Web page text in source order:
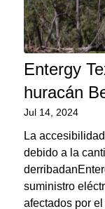
Entergy
huracán
Jul 14, 2024
La
debido a la
suministro
afectados por